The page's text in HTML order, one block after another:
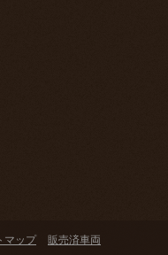
マップ 販売済車両